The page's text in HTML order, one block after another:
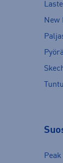
New